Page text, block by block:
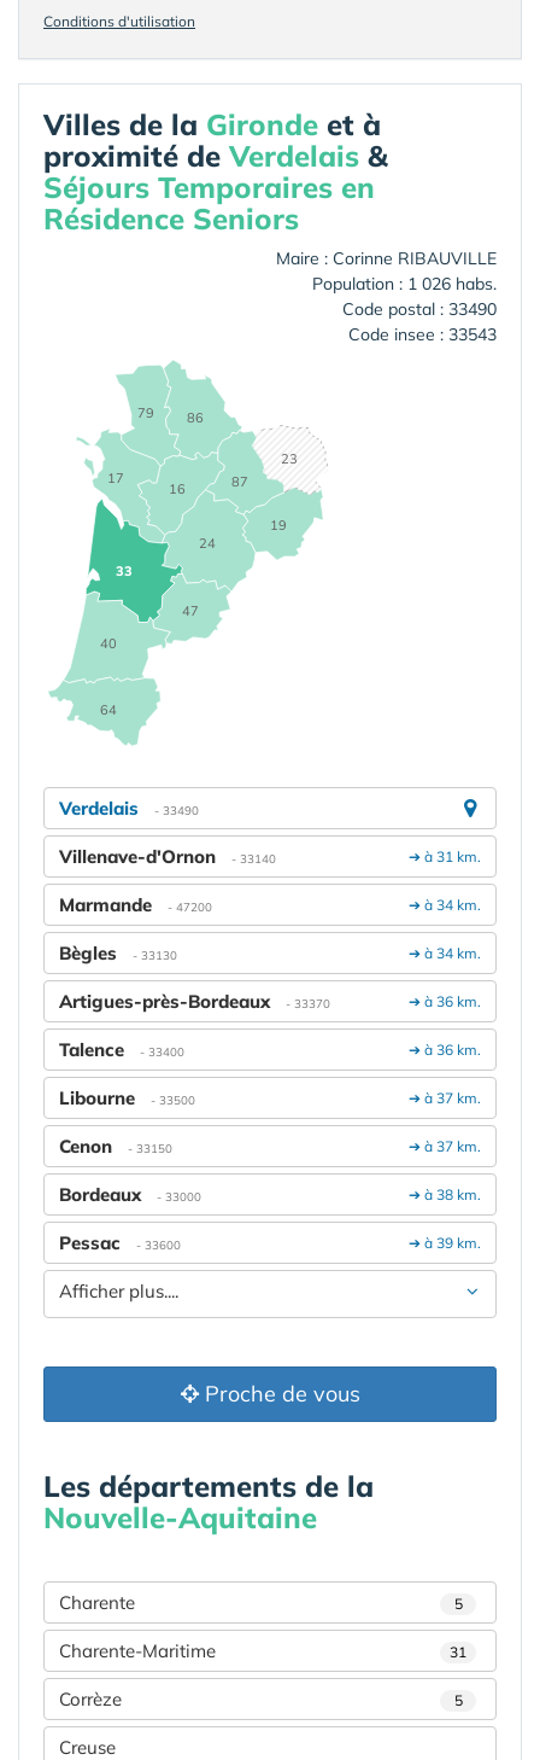
Conditions d'utilisation
Villes de la Gironde et à
proximité deVerdelais &
Séjours Temporaires en
Résidence Seniors
Maire : Corinne RIBAUVILLE
Population : 1 026 habs.
Code postal : 33490
Code insee : 33543
16
17
19
23
24
33
40
47
64
79 86
87
Verdelais - 33490
➔ à 31 km.
Villenave-d'Ornon - 33140
➔ à 34 km.
Marmande - 47200
➔ à 34 km.
Bègles - 33130
➔ à 36 km.
Artigues-près-Bordeaux - 33370
➔ à 36 km.
Talence - 33400
➔ à 37 km.
Libourne - 33500
➔ à 37 km.
Cenon - 33150
➔ à 38 km.
Bordeaux - 33000
➔ à 39 km.
Pessac - 33600
Afficher plus....
Proche de vous
Les départements de la
Nouvelle-Aquitaine
Charente 5
Charente-Maritime 31
Corrèze 5
Creuse